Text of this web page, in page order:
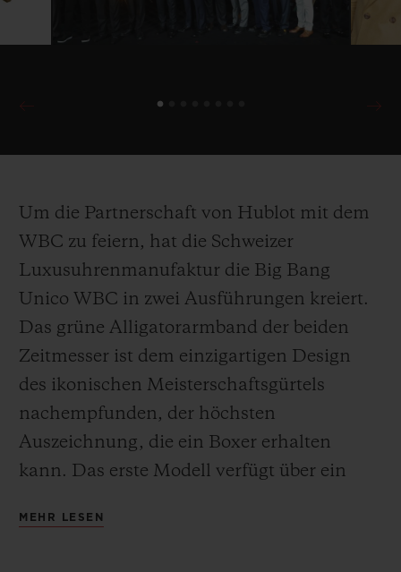
Boxers Fund zugutekommen werden!
Um die Partnerschaft von Hublot mit dem
WBC zu feiern, hat die Schweizer
Luxusuhrenmanufaktur die Big Bang
Unico WBC in zwei Ausführungen kreiert.
Das grüne Alligatorarmband der beiden
Zeitmesser ist dem einzigartigen Design
des ikonischen Meisterschaftsgürtels
nachempfunden, der höchsten
Auszeichnung, die ein Boxer erhalten
kann. Das erste Modell verfügt über ein
Keramikgehäuse mit einem mattschwarzen
MEHR LESEN